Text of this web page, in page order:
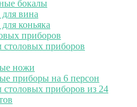
бокалы
вина
коньяка
приборов
приборов
ножи
приборы на 6 персон
приборов из 24